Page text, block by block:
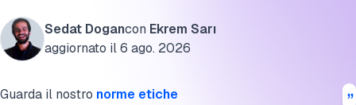
Sedat Dogancon Ekrem Sarı
aggiornato il6 ago. 2026
Guarda il nostro norme etiche
Copertura scraper dedicati per provider
Prezzi degli scraper per e-commerce
Metodologia del benchmark e-commerce